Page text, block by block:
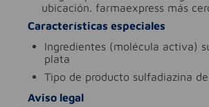
ubicación. farmaexpress más
Características especiales
ingredientes (molécula activa)
plata
tipo de producto sulfadiazina
Aviso legal